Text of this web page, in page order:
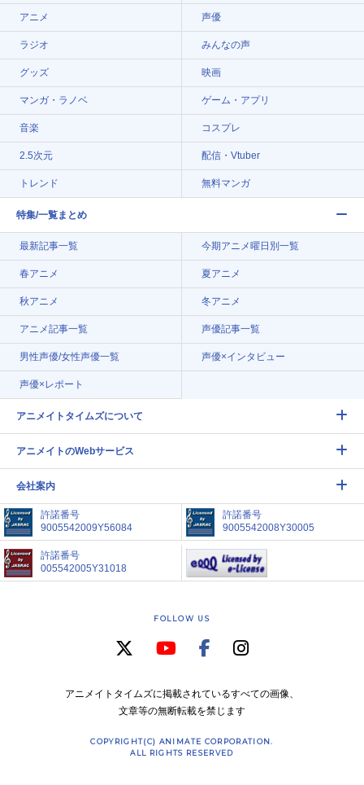
アニメ 声優
ラジオ みんなの声
グッズ 映画
マンガ・ラノベ ゲーム・アプリ
音楽 コスプレ
2.5次元 配信・Vtuber
トレンド 無料マンガ
特集/一覧まとめ
最新記事一覧 今期アニメ曜日別一覧
春アニメ 夏アニメ
秋アニメ 冬アニメ
アニメ記事一覧 声優記事一覧
男性声優/女性声優一覧 声優×インタビュー
声優×レポート
アニメイトタイムズについて
アニメイトのWebサービス
会社案内
許諾番号
9005542009Y56084
許諾番号
9005542008Y30005
許諾番号
005542005Y31018
FOLLOW US
アニメイトタイムズに掲載されているすべての画像、
文章等の無断転載を禁じます
COPYRIGHT(C) ANIMATE CORPORATION.
ALL RIGHTS RESERVED